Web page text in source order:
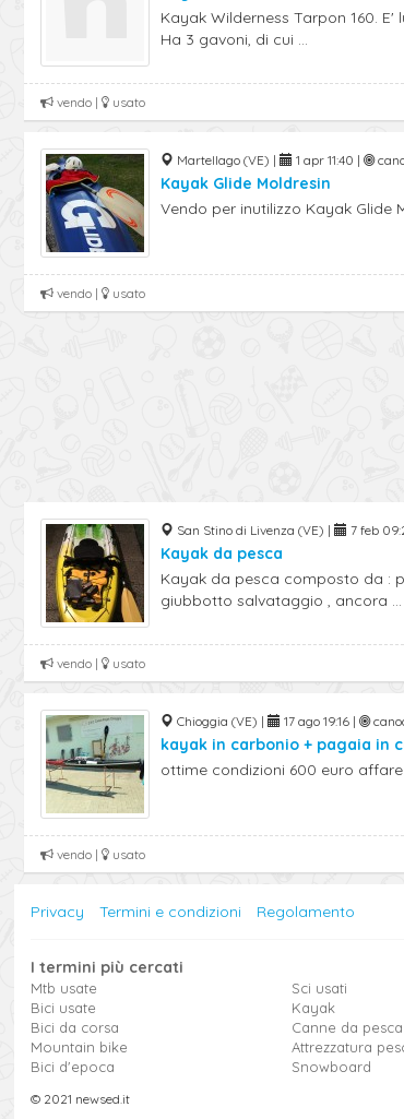
Kayak Wilderness Tarpon 160.
Ha 3 gavoni, di cui ...
vendo | usato
Martellago (VE) | 1 apr 11:40 |
Kayak Glide Moldresin
Vendo per inutilizzo Kayak Glide
vendo | usato
San Stino di Livenza (VE) | 7 feb
Kayak da pesca
Kayak da pesca composto da :
giubbotto salvataggio , ancora ...
vendo | usato
Chioggia (VE) | 17 ago 19:16 |
kayak in carbonio + pagaia in
ottime condizioni 600 euro affare
vendo | usato
Privacy Termini e condizioni Regolamento
I termini più cercati
Mtb usate
Bici usate
Bici da corsa
Mountain bike
Bici d'epoca
Sci usati
Kayak
Canne da pesca
Attrezzatura
Snowboard
© 2021 newsed.it